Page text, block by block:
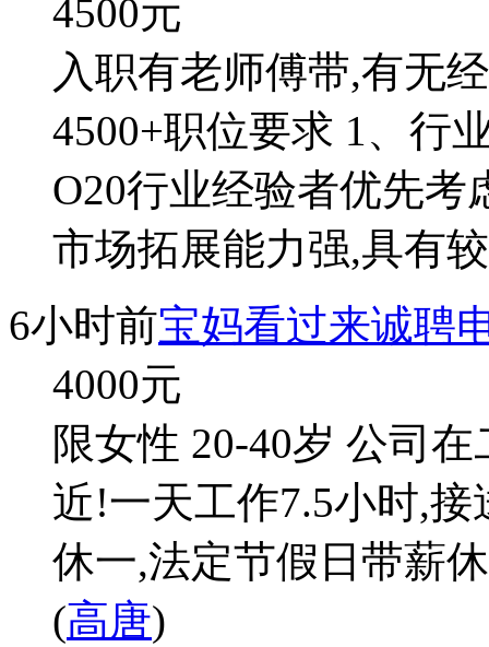
4500元
入职有老师傅带,有无
4500+职位要求 1、行
O20行业经验者优先考
市场拓展能力强,具有
6小时前宝妈看过来诚聘
4000元
限女性 20-40岁 公司
近!一天工作7.5小时,
休一,法定节假日带薪
(高唐)